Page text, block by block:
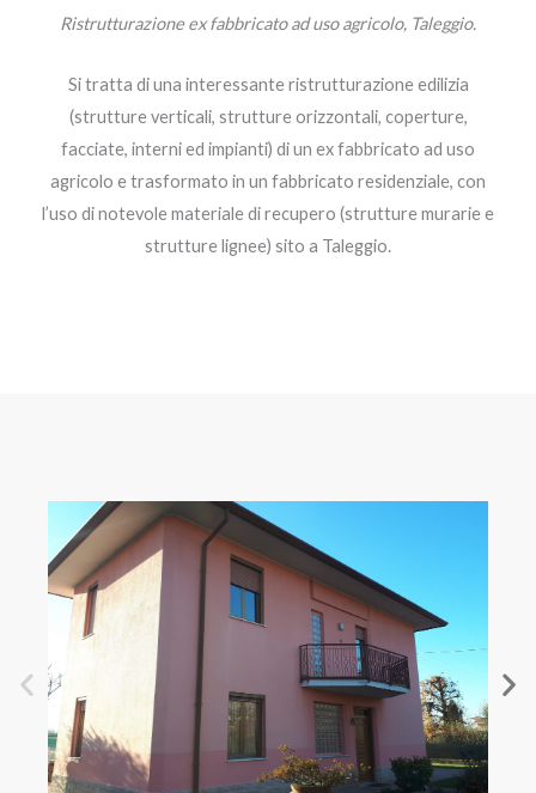
Ristrutturazione ex fabbricato ad uso agricolo, Taleggio.
Si tratta di una interessante ristrutturazione edilizia
(strutture verticali, strutture orizzontali, coperture,
facciate, interni ed impianti) di un ex fabbricato ad uso
agricolo e trasformato in un fabbricato residenziale, con
l’uso di notevole materiale di recupero (strutture murarie e
strutture lignee) sito a Taleggio.